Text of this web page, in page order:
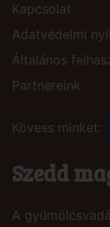
Kapcsolat
Adatvédelmi
Általános
Partnereink
Kövess minket:
Szedd
A